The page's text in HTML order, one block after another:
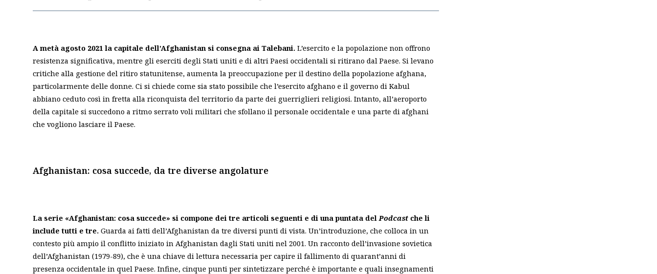
A metà agosto 2021 la capitale dell’Afghanistan si consegna ai Talebani. L’esercito e la popolazione non offrono
resistenza significativa, mentre gli eserciti degli Stati uniti e di altri Paesi occidentali si ritirano dal Paese. Si levano
critiche alla gestione del ritiro statunitense, aumenta la preoccupazione per il destino della popolazione afghana,
particolarmente delle donne. Ci si chiede come sia stato possibile che l’esercito afghano e il governo di Kabul
abbiano ceduto così in fretta alla riconquista del territorio da parte dei guerriglieri religiosi. Intanto, all’aeroporto
della capitale si succedono a ritmo serrato voli militari che sfollano il personale occidentale e una parte di afghani
che vogliono lasciare il Paese.
Afghanistan: cosa succede, da tre diverse angolature
La serie «Afghanistan: cosa succede» si compone dei tre articoli seguenti e di una puntata del Podcast che li
include tutti e tre. Guarda ai fatti dell’Afghanistan da tre diversi punti di vista. Un’introduzione, che colloca in un
contesto più ampio il conflitto iniziato in Afghanistan dagli Stati uniti nel 2001. Un racconto dell’invasione sovietica
dell’Afghanistan (1979-89), che è una chiave di lettura necessaria per capire il fallimento di quarant’anni di
presenza occidentale in quel Paese. Infine, cinque punti per sintetizzare perché è importante e quali insegnamenti